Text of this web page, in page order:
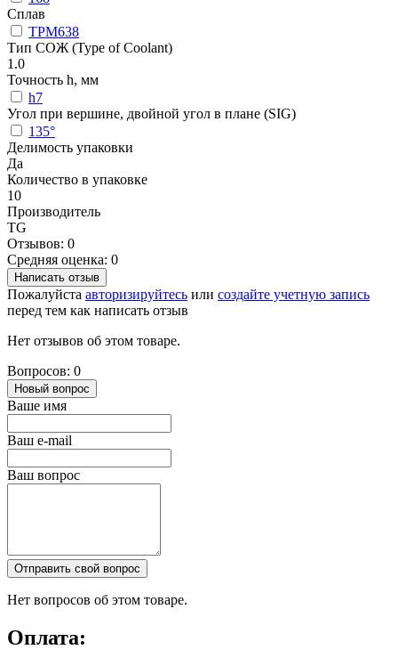
Сплав
TPM638
Тип СОЖ (Type of Coolant)
1.0
Точность h, мм
h7
Угол при вершине, двойной угол в плане (SIG)
135°
Делимость упаковки
Да
Количество в упаковке
10
Производитель
TG
Отзывов: 0
Средняя оценка: 0
Написать отзыв
Пожалуйста авторизируйтесь или создайте учетную запись
перед тем как написать отзыв
Нет отзывов об этом товаре.
Вопросов: 0
Новый вопрос
Ваше имя
Ваш e-mail
Ваш вопрос
Отправить свой вопрос
Нет вопросов об этом товаре.
Оплата: